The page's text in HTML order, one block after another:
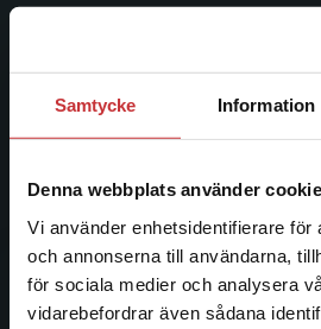
Samtycke Information
Denna webbplats använder
Vi använder enhetsidentifierare för
och annonserna till användarna,
för sociala medier och analysera
vidarebefordrar även sådana
Begränsad
Studentlitteratur
Studentlitteratur grundades 1963
ledande utbildningsförlag. Med
längs hela kunskapsresan.
Kontakta oss
Kontakta oss